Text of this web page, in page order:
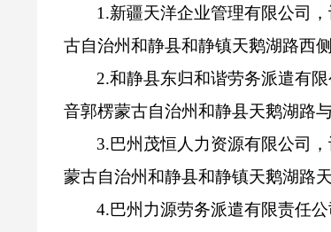
1.新疆天洋企业管理有限公司
古自治州和静县和静镇天鹅湖路西
2.和静县东归和谐劳务派遣有
音郭楞蒙古自治州和静县天鹅湖路
3.巴州茂恒人力资源有限公司
蒙古自治州和静县和静镇天鹅湖路
4.巴州力源劳务派遣有限责任